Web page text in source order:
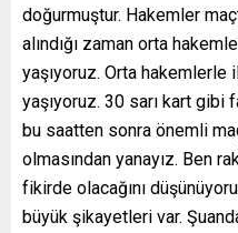
doğurmuştur. Hakemler
alındığı zaman orta
yaşıyoruz. Orta hakemlerle
yaşıyoruz. 30 sarı kart gibi
bu saatten sonra önemli
olmasından yanayız. Ben
fikirde olacağını
büyük şikayetleri var.